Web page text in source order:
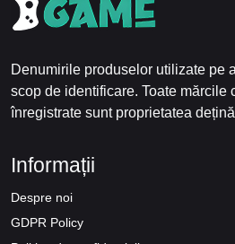
Denumirile produselor utilizate pe
scop de identificare. Toate mărcile
înregistrate sunt proprietatea
Informații
Despre noi
GDPR Policy